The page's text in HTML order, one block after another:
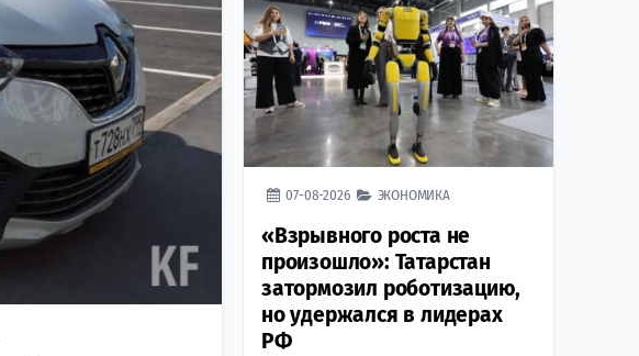
07-08-2026 ЭКОНОМИКА
«Взрывного роста не
произошло»: Татарстан
затормозил роботизацию,
но удержался в лидерах
РФ